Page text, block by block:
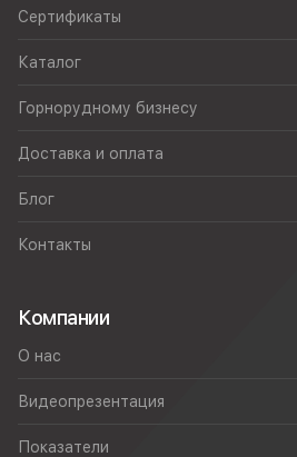
Сертификаты
Каталог
Горнорудному бизнесу
Доставка и оплата
Блог
Контакты
Компании
О нас
Видеопрезентация
Показатели